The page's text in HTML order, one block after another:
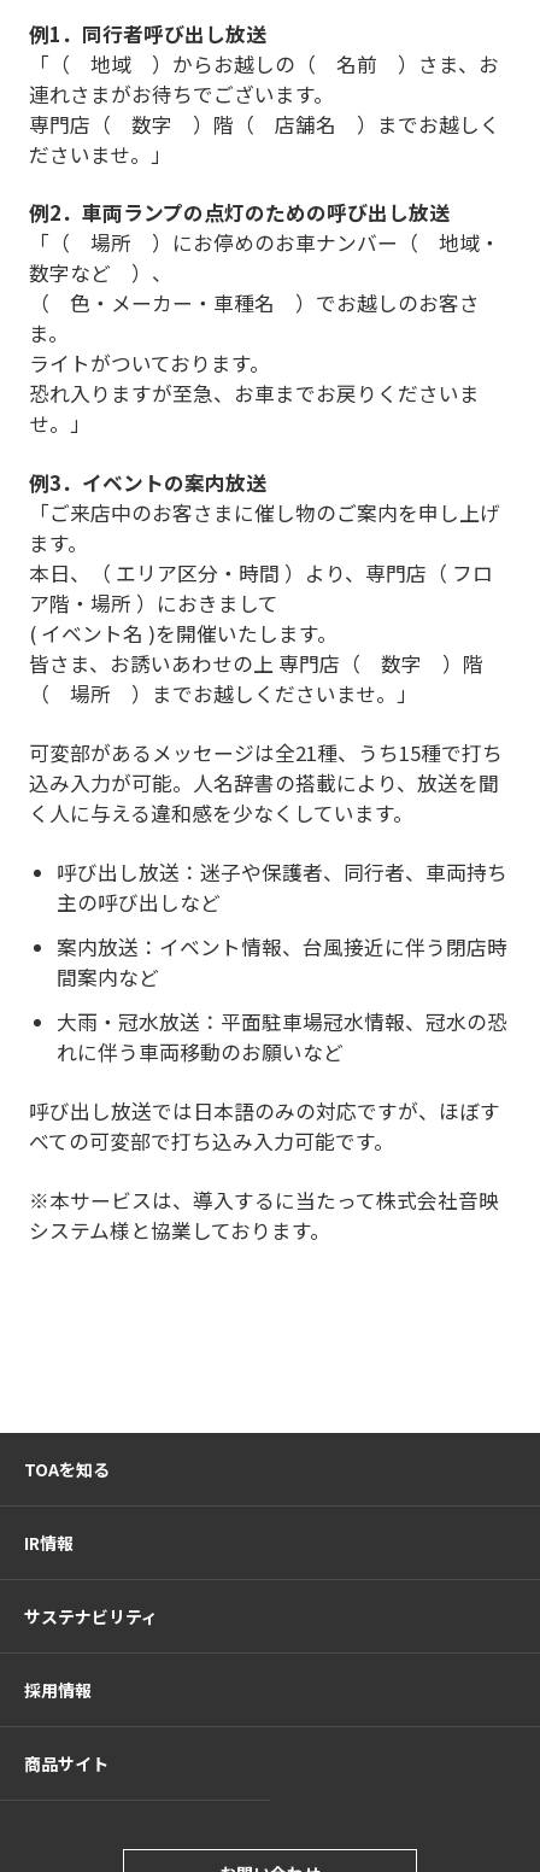
例1．同行者呼び出し放送
「（ 地域 ）からお越しの（ 名前 ）さま、お
連れさまがお待ちでございます。
専門店（ 数字 ）階（ 店舗名 ）までお越しく
ださいませ。」
例2．車両ランプの点灯のための呼び出し放送
「（ 場所 ）にお停めのお車ナンバー（ 地域・
数字など ）、
（ 色・メーカー・車種名 ）でお越しのお客さ
ま。
ライトがついております。
恐れ入りますが至急、お車までお戻りくださいま
せ。」
例3．イベントの案内放送
「ご来店中のお客さまに催し物のご案内を申し上げ
ます。
本日、（ エリア区分・時間 ）より、専門店（ フロ
ア階・場所 ）におきまして
( イベント名 )を開催いたします。
皆さま、お誘いあわせの上 専門店（ 数字 ）階
（ 場所 ）までお越しくださいませ。」
可変部があるメッセージは全21種、うち15種で打ち
込み入力が可能。人名辞書の搭載により、放送を聞
く人に与える違和感を少なくしています。
呼び出し放送：迷子や保護者、同行者、車両持ち
主の呼び出しなど
案内放送：イベント情報、台風接近に伴う閉店時
間案内など
大雨・冠水放送：平面駐車場冠水情報、冠水の恐
れに伴う車両移動のお願いなど
呼び出し放送では日本語のみの対応ですが、ほぼす
べての可変部で打ち込み入力可能です。
※本サービスは、導入するに当たって株式会社音映
システム様と協業しております。
TOAを知る
IR情報
サステナビリティ
採用情報
商品サイト